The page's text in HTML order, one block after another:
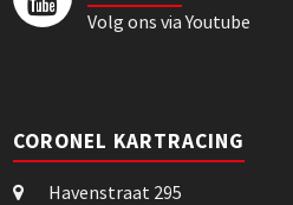
Volg ons via Youtube
CORONEL KARTRACING
Havenstraat 295